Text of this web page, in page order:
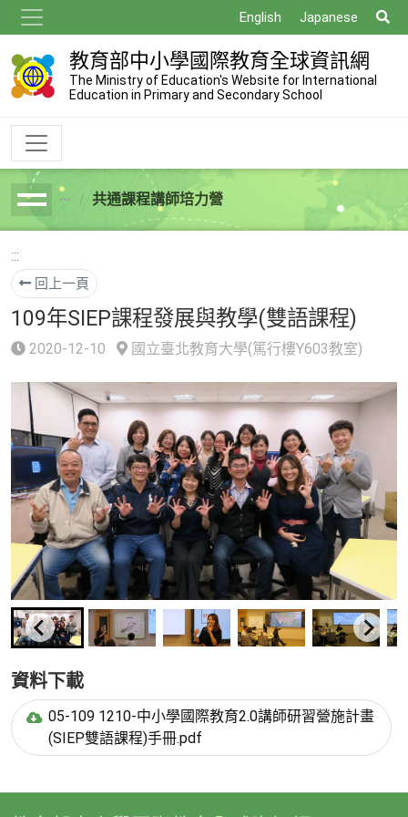
到
主
要
內
English Japanese
尋
教育部中小學國際教育全球資訊網
The Ministry of Education's Website for International
Education in Primary and Secondary School
breadcrumb共通課程講師培力營
:::
回上一頁
109年SIEP課程發展與教學(雙語課程)
2020-12-10 國立臺北教育大學(篤行樓Y603教室)
資料下載
05-109 1210-中小學國際教育2.0講師研習營施計畫
(SIEP雙語課程)手冊.pdf